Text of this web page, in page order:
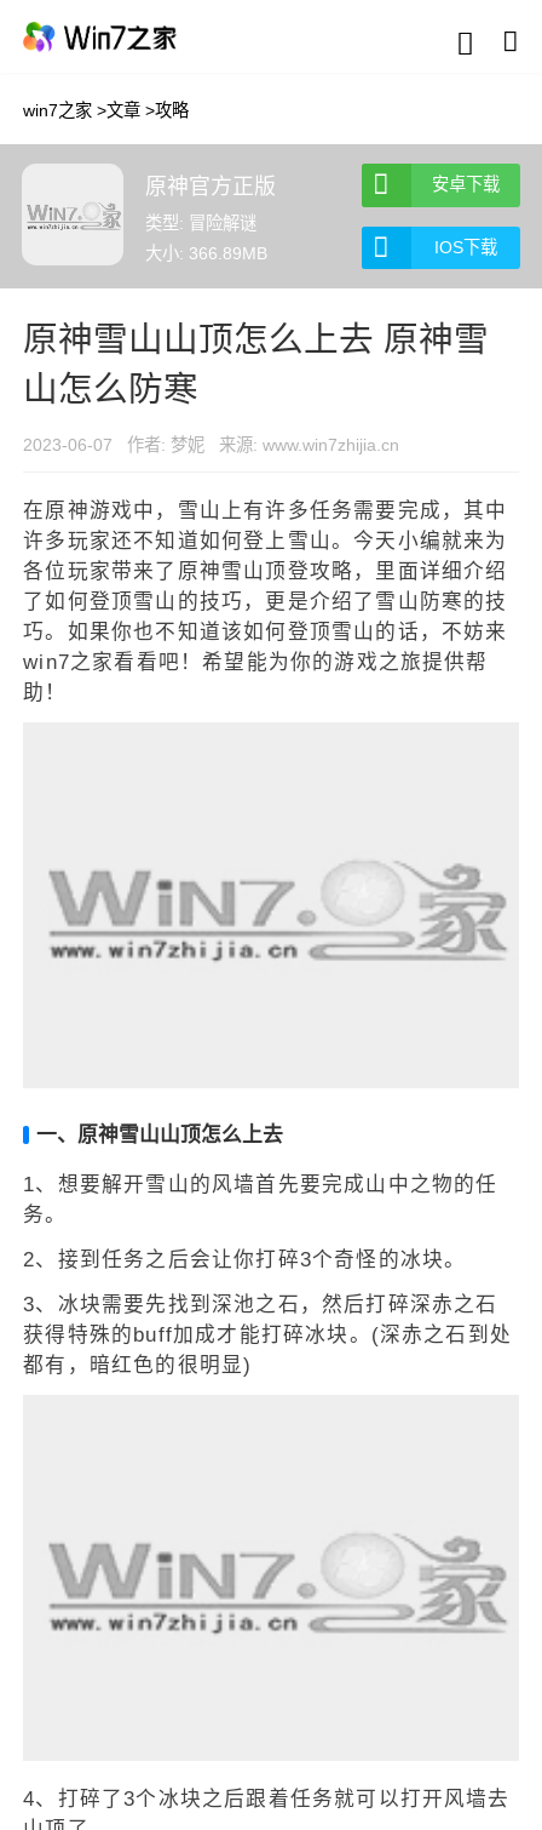
win7之家 >文章 >攻略
原神官方正版
类型: 冒险解谜
大小: 366.89MB
安卓下载
IOS下载
原神雪山山顶怎么上去 原神雪
山怎么防寒
2023-06-07 作者: 梦妮 来源: www.win7zhijia.cn
在原神游戏中，雪山上有许多任务需要完成，其中
许多玩家还不知道如何登上雪山。今天小编就来为
各位玩家带来了原神雪山顶登攻略，里面详细介绍
了如何登顶雪山的技巧，更是介绍了雪山防寒的技
巧。如果你也不知道该如何登顶雪山的话，不妨来
win7之家看看吧！希望能为你的游戏之旅提供帮
助！
一、原神雪山山顶怎么上去
1、想要解开雪山的风墙首先要完成山中之物的任
务。
2、接到任务之后会让你打碎3个奇怪的冰块。
3、冰块需要先找到深池之石，然后打碎深赤之石
获得特殊的buff加成才能打碎冰块。(深赤之石到处
都有，暗红色的很明显)
4、打碎了3个冰块之后跟着任务就可以打开风墙去